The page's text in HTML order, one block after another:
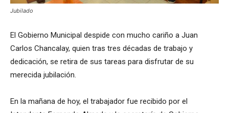
Jubilado
El Gobierno Municipal despide con mucho cariño a Juan
Carlos Chancalay, quien tras tres décadas de trabajo y
dedicación, se retira de sus tareas para disfrutar de su
merecida jubilación.
En la mañana de hoy, el trabajador fue recibido por el